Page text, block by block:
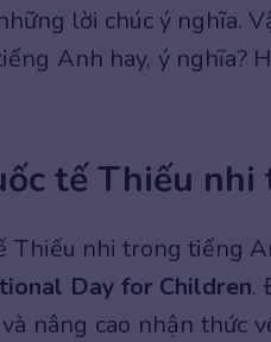
lời chúc ý nghĩa.
Anh hay, ý nghĩa?
tế Thiếu
Thiếu nhi trong tiếng
Day for Children.
nâng cao nhận thức